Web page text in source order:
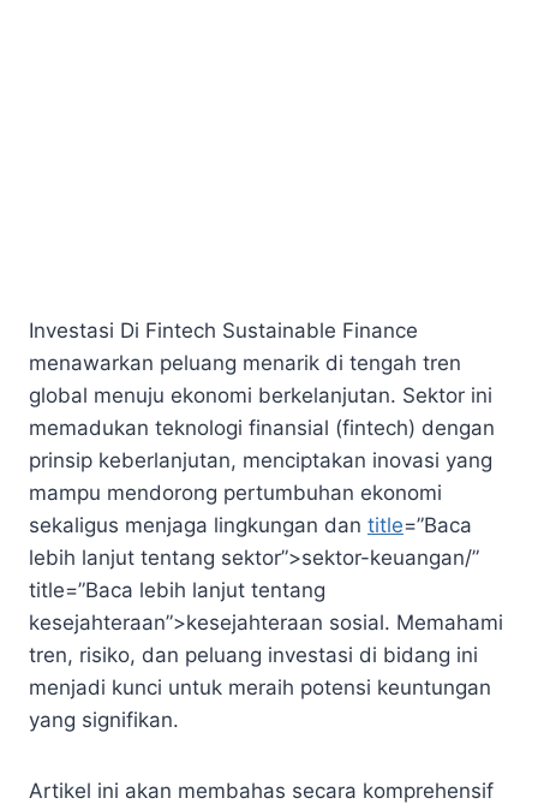
Investasi Di Fintech Sustainable Finance
menawarkan peluang menarik di tengah tren
global menuju ekonomi berkelanjutan. Sektor ini
memadukan teknologi finansial (fintech) dengan
prinsip keberlanjutan, menciptakan inovasi yang
mampu mendorong pertumbuhan ekonomi
sekaligus menjaga lingkungan dan title=”Baca
lebih lanjut tentang sektor”>sektor-keuangan/”
title=”Baca lebih lanjut tentang
kesejahteraan”>kesejahteraan sosial. Memahami
tren, risiko, dan peluang investasi di bidang ini
menjadi kunci untuk meraih potensi keuntungan
yang signifikan.
Artikel ini akan membahas secara komprehensif